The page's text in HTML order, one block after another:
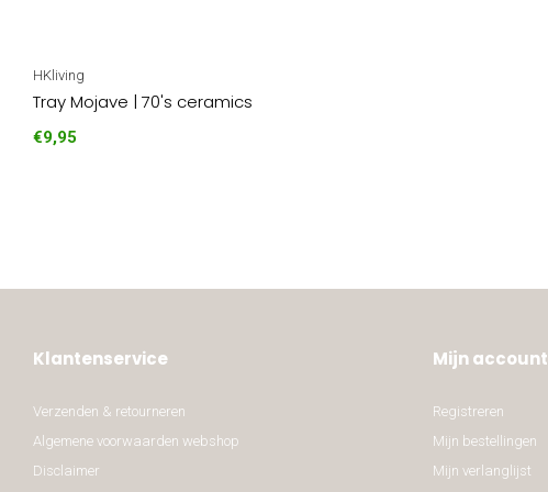
HKliving
Tray Mojave | 70's ceramics
€9,95
Klantenservice
Verzenden & retourneren
Algemene voorwaarden webshop
Disclaimer
Mijn account
Registreren
Mijn bestellingen
Mijn verlanglijst